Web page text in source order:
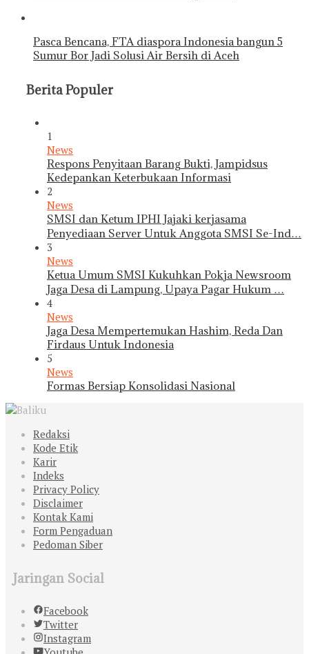
Pasca Bencana, FTA diaspora Indonesia bangun 5
Sumur Bor Jadi Solusi Air Bersih di Aceh
Berita Populer
1
News
Respons Penyitaan Barang Bukti, Jampidsus
Kedepankan Keterbukaan Informasi
2
News
SMSI dan Ketum IPHI Jajaki kerjasama
Penyediaan Server Untuk Anggota SMSI Se-Ind…
3
News
Ketua Umum SMSI Kukuhkan Pokja Newsroom
Jaga Desa di Lampung, Upaya Pagar Hukum …
4
News
Jaga Desa Mempertemukan Hashim, Reda Dan
Firdaus Untuk Indonesia
5
News
Formas Bersiap Konsolidasi Nasional
Redaksi
Kode Etik
Karir
Indeks
Privacy Policy
Disclaimer
Kontak Kami
Form Pengaduan
Pedoman Siber
Jaringan Social
Facebook
Twitter
Instagram